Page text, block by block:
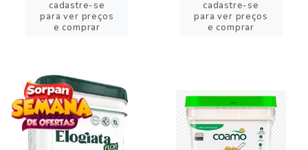
cadastre-se
para ver preços
e comprar
cadastre-se
para ver preços
e comprar